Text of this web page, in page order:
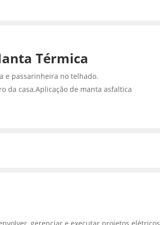
Térmica
e passarinheira no telhado.
da casa.Aplicação de manta asfaltica